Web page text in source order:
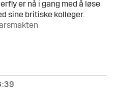
er nå i gang med å løse
sine britiske kolleger.